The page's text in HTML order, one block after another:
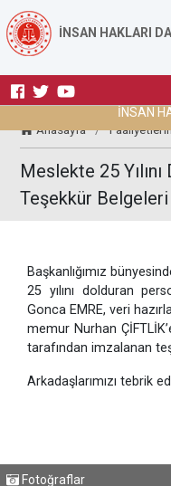
İNSAN HAKLARI
İNSAN
Anasayfa /
Meslekte 25
Teşekkür
Başkanlığımız
25 yılını dolduran
Gonca EMRE, veri
memur Nurhan
tarafından imzalanan
Arkadaşlarımızı tebrik
Fotoğraflar